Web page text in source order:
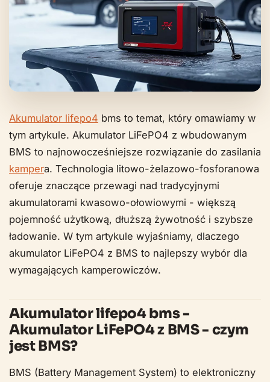
Akumulator lifepo4 bms to temat, który omawiamy w
tym artykule. Akumulator LiFePO4 z wbudowanym
BMS to najnowocześniejsze rozwiązanie do zasilania
kampera. Technologia litowo-żelazowo-fosforanowa
oferuje znaczące przewagi nad tradycyjnymi
akumulatorami kwasowo-ołowiowymi - większą
pojemność użytkową, dłuższą żywotność i szybsze
ładowanie. W tym artykule wyjaśniamy, dlaczego
akumulator LiFePO4 z BMS to najlepszy wybór dla
wymagających kamperowiczów.
Akumulator lifepo4 bms -
Akumulator LiFePO4 z BMS - czym
jest BMS?
BMS (Battery Management System) to elektroniczny